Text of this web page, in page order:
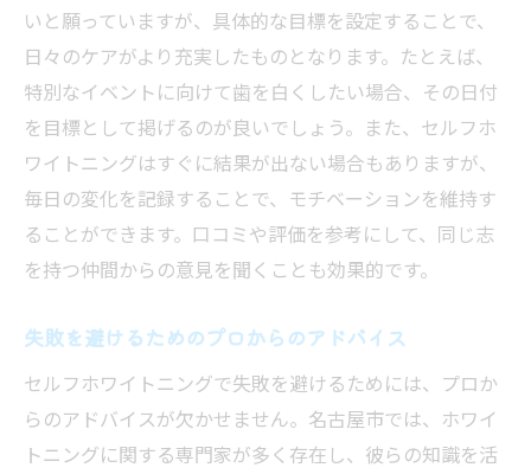
いと願っていますが、具体的な目標を設定することで、
日々のケアがより充実したものとなります。たとえば、
特別なイベントに向けて歯を白くしたい場合、その日付
を目標として掲げるのが良いでしょう。また、セルフホ
ワイトニングはすぐに結果が出ない場合もありますが、
毎日の変化を記録することで、モチベーションを維持す
ることができます。口コミや評価を参考にして、同じ志
を持つ仲間からの意見を聞くことも効果的です。
失敗を避けるためのプロからのアドバイス
セルフホワイトニングで失敗を避けるためには、プロか
らのアドバイスが欠かせません。名古屋市では、ホワイ
トニングに関する専門家が多く存在し、彼らの知識を活